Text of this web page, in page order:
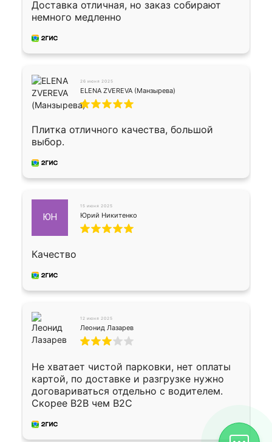
Доставка отличная, но заказ собирают
немного медленно
26 июня 2025
ELENA ZVEREVA (Манзырева)
Плитка отличного качества, большой
выбор.
ЮН
15 июня 2025
Юрий Никитенко
Качество
12 июня 2025
Леонид Лазарев
Не хватает чистой парковки, нет оплаты
картой, по доставке и разгрузке нужно
договариваться отдельно с водителем.
Скорее B2B чем B2C